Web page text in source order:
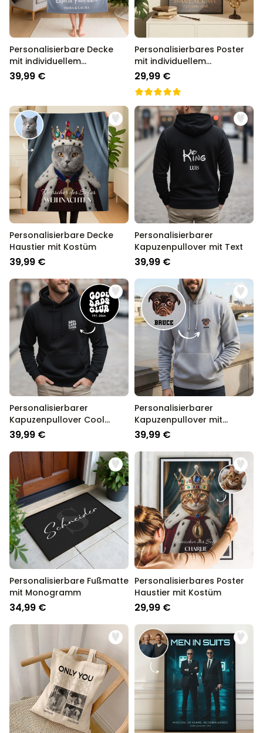
Personalisierbare Decke
mit individuellem
Zauberdesign
39,99 €
Personalisierbares Poster
mit individuellem
Zauberdesign
29,99 €
Personalisierbare Decke
Haustier mit Kostüm
39,99 €
Personalisierbarer
Kapuzenpullover mit Text
39,99 €
Personalisierbarer
Kapuzenpullover Cool
Moms & Dads Club
39,99 €
Personalisierbarer
Kapuzenpullover mit
deinem Haustier als Comic
39,99 €
Personalisierbare Fußmatte
mit Monogramm
34,99 €
Personalisierbares Poster
Haustier mit Kostüm
29,99 €